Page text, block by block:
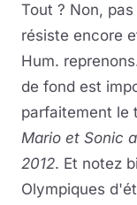
Tout ? Non,
résiste encore
Hum.
de fond est
parfaitement le
Mario et Sonic
2012. Et notez
Olympiques